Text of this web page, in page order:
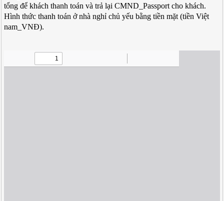
tổng để khách thanh toán và trả lại CMND_Passport cho khách.
Hình thức thanh toán ở nhà nghỉ chủ yếu bằng tiền mặt (tiền Việt
nam_VNĐ).